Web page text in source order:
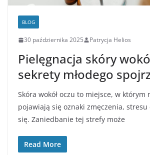
BLOG
30 października 2025 Patrycja Helios
Pielęgnacja skóry
sekrety młodego
Skóra wokół oczu to miejsce, w którym
pojawiają się oznaki zmęczenia, stresu
się. Zaniedbanie tej strefy może
Read More